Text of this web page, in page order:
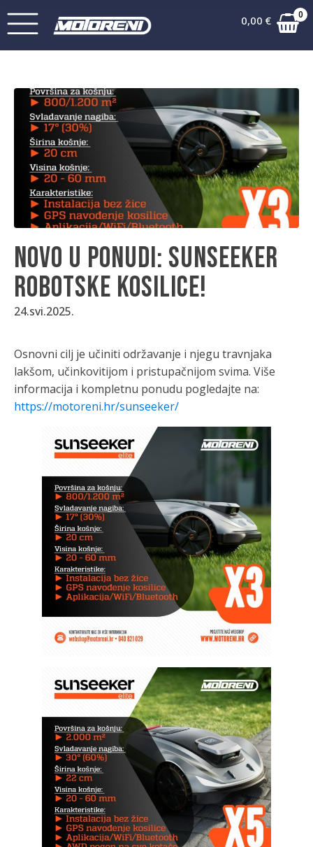
0,00 € 0
Novo u ponudi: Sunseeker
robotske kosilice!
24.svi.2025.
Osnovni cilj je učiniti održavanje i njegu travnjaka
lakšom, učinkovitijom i pristupačnijom svima. Više
informacija i kompletnu ponudu pogledajte na:
https://motoreni.hr/sunseeker/